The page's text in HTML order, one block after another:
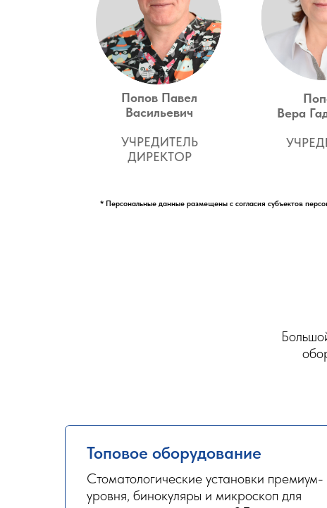
Вера
Попов Павел
Васильевич
УЧРЕДИТЕЛЬ
ДИРЕКТОР
* Персональные данные размещены с согласия субъектов
Топовое оборудование
Стоматологические установки премиум-
уровня, бинокуляры и микроскоп для